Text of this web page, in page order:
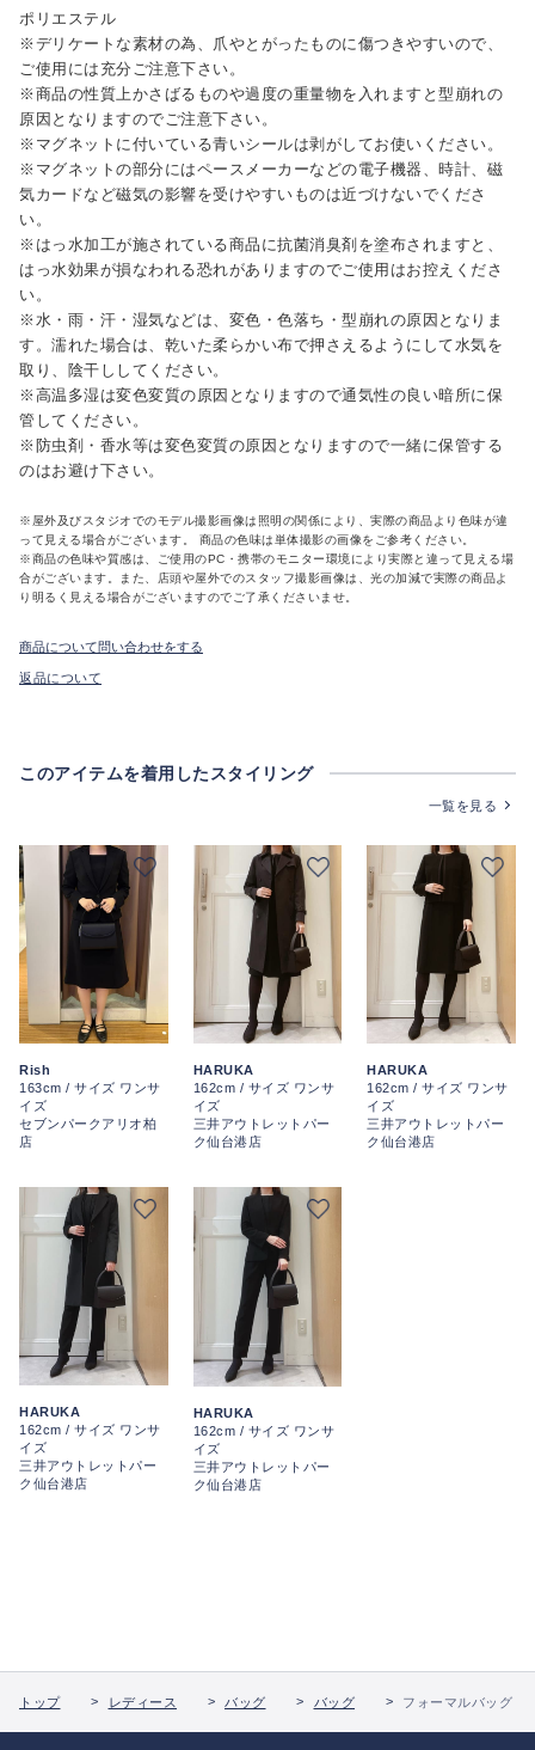
ポリエステル
※デリケートな素材の為、爪やとがったものに傷つきやすいので、
ご使用には充分ご注意下さい。
※商品の性質上かさばるものや過度の重量物を入れますと型崩れの
原因となりますのでご注意下さい。
※マグネットに付いている青いシールは剥がしてお使いください。
※マグネットの部分にはペースメーカーなどの電子機器、時計、磁
気カードなど磁気の影響を受けやすいものは近づけないでくださ
い。
※はっ水加工が施されている商品に抗菌消臭剤を塗布されますと、
はっ水効果が損なわれる恐れがありますのでご使用はお控えくださ
い。
※水・雨・汗・湿気などは、変色・色落ち・型崩れの原因となりま
す。濡れた場合は、乾いた柔らかい布で押さえるようにして水気を
取り、陰干ししてください。
※高温多湿は変色変質の原因となりますので通気性の良い暗所に保
管してください。
※防虫剤・香水等は変色変質の原因となりますので一緒に保管する
のはお避け下さい。
※屋外及びスタジオでのモデル撮影画像は照明の関係により、実際の商品より色味が違
って見える場合がございます。 商品の色味は単体撮影の画像をご参考ください。
※商品の色味や質感は、ご使用のPC・携帯のモニター環境により実際と違って見える場
合がございます。また、店頭や屋外でのスタッフ撮影画像は、光の加減で実際の商品よ
り明るく見える場合がございますのでご了承くださいませ。
商品について問い合わせをする
返品について
このアイテムを着用したスタイリング
一覧を見る
Rish
163cm / サイズ ワンサ
イズ
セブンパークアリオ柏
店
HARUKA
162cm / サイズ ワンサ
イズ
三井アウトレットパー
ク仙台港店
HARUKA
162cm / サイズ ワンサ
イズ
三井アウトレットパー
ク仙台港店
HARUKA
162cm / サイズ ワンサ
イズ
三井アウトレットパー
ク仙台港店
HARUKA
162cm / サイズ ワンサ
イズ
三井アウトレットパー
ク仙台港店
トップ レディース バッグ バッグ フォーマルバッグ